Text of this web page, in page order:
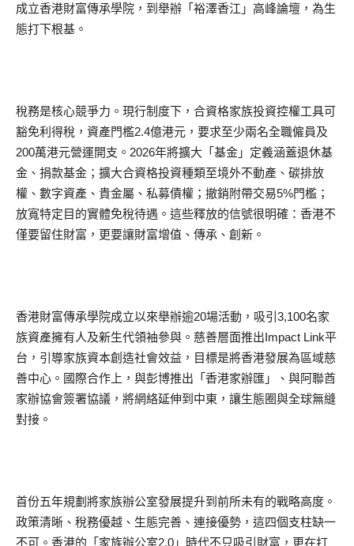
成立香港財富傳承學院，到舉辦「裕澤香江」高峰論壇，為生
態打下根基。
稅務是核心競爭力。現行制度下，合資格家族投資控權工具可
豁免利得稅，資產門檻2.4億港元，要求至少兩名全職僱員及
200萬港元營運開支。2026年將擴大「基金」定義涵蓋退休基
金、捐款基金；擴大合資格投資種類至境外不動產、碳排放
權、數字資產、貴金屬、私募債權；撤銷附帶交易5%門檻；
放寬特定目的實體免稅待遇。這些釋放的信號很明確：香港不
僅要留住財富，更要讓財富增值、傳承、創新。
香港財富傳承學院成立以來舉辦逾20場活動，吸引3,100名家
族資產擁有人及新生代領袖參與。慈善層面推出Impact Link平
台，引導家族資本創造社會效益，目標是將香港發展為區域慈
善中心。國際合作上，與彭博推出「香港家辦匯」、與阿聯酋
家辦協會簽署協議，將網絡延伸到中東，讓生態圈與全球無縫
對接。
首份五年規劃將家族辦公室發展提升到前所未有的戰略高度。
政策清晰、稅務優越、生態完善、連接優勢，這四個支柱缺一
不可。香港的「家族辦公室2.0」時代不只吸引財富，更在打